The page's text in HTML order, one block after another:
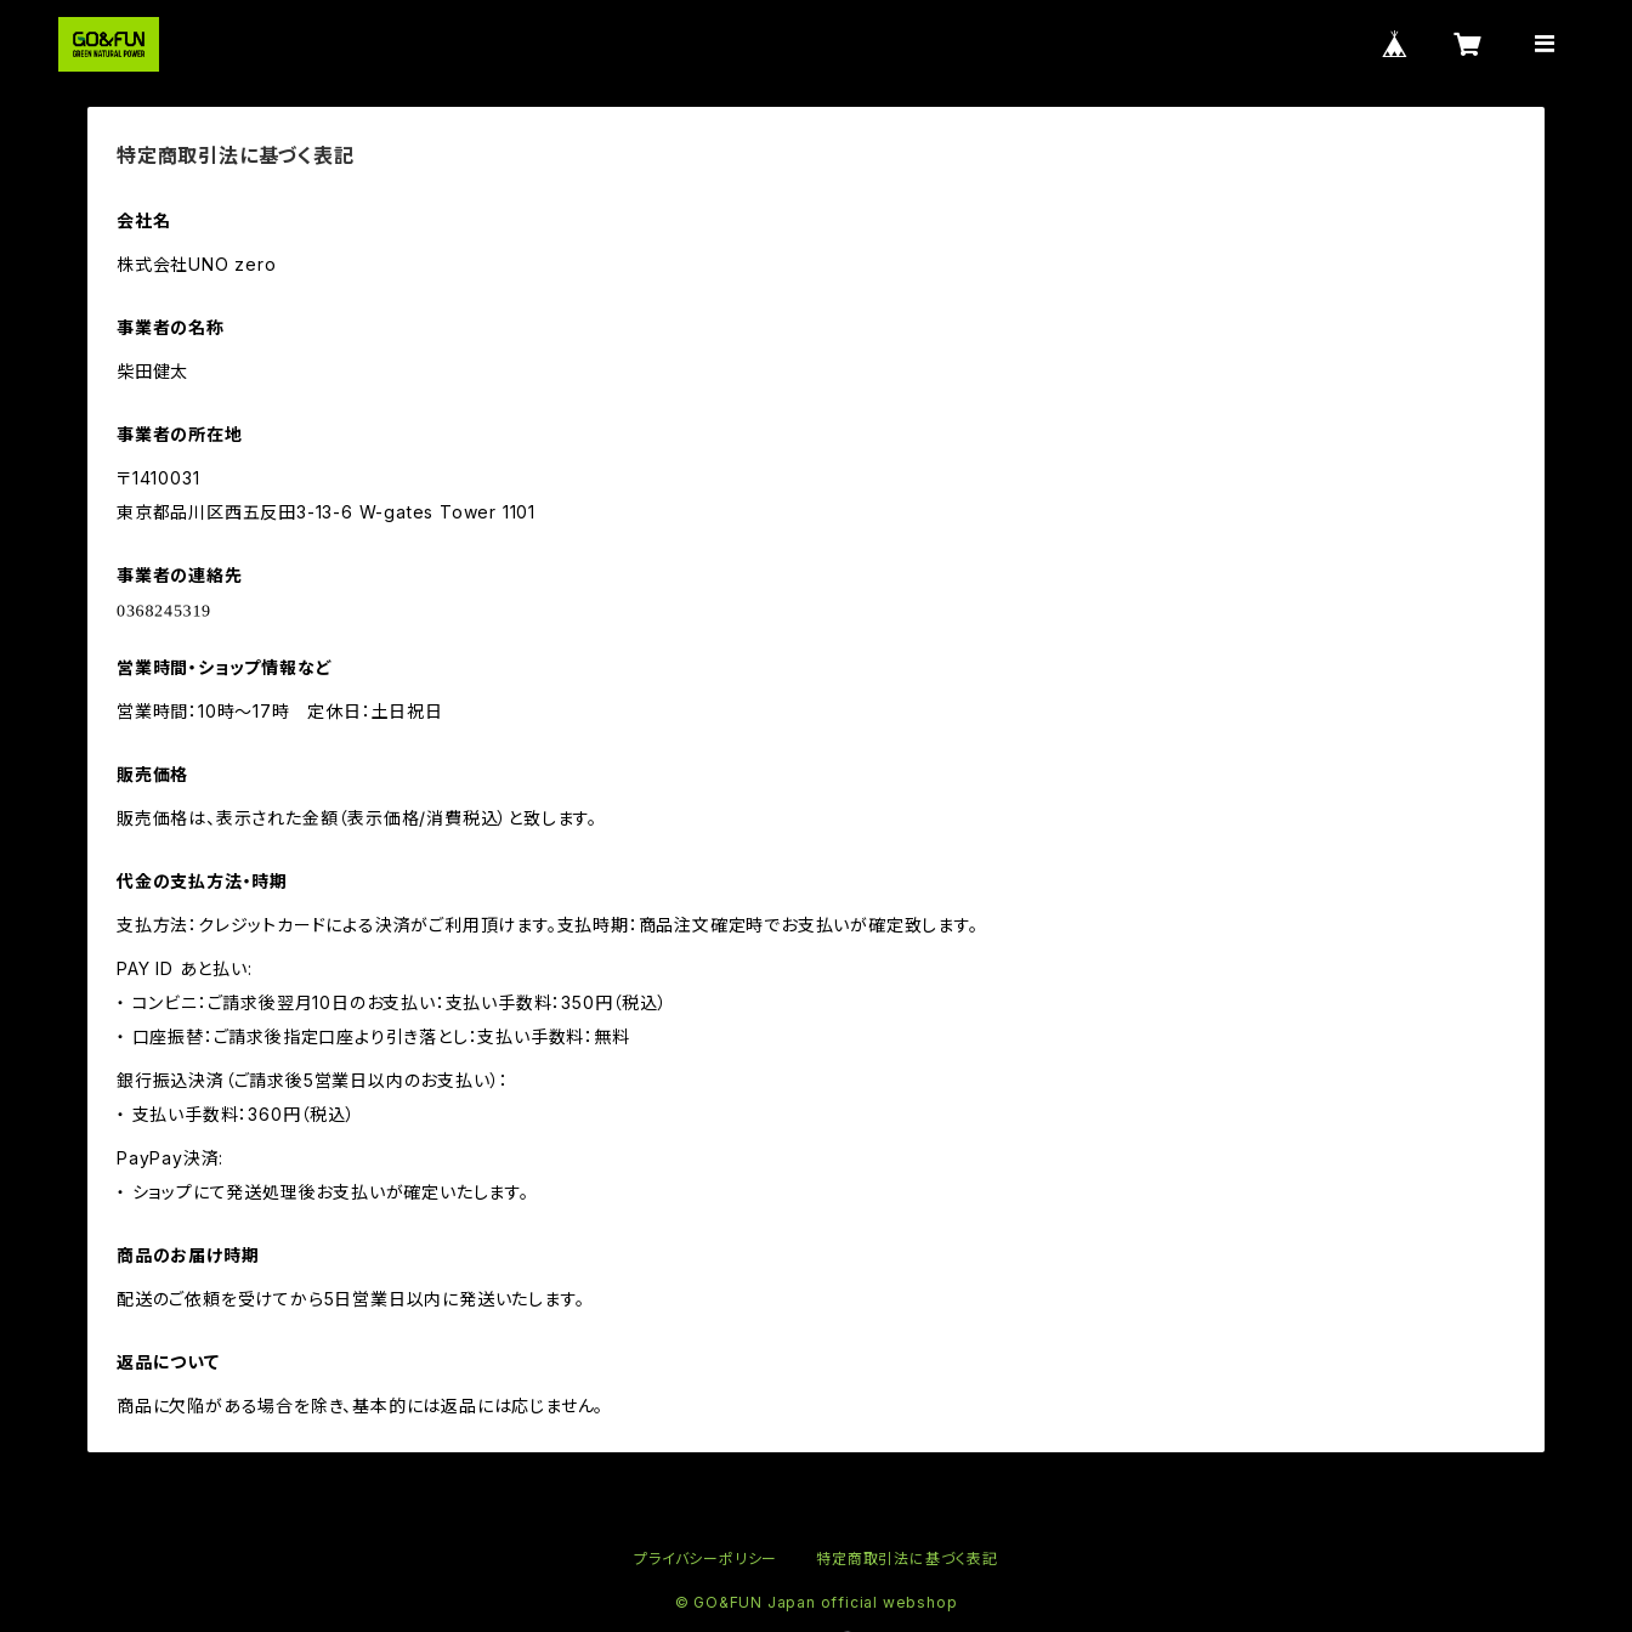
特定商取引法に基づく表記
会社名
株式会社UNO zero
事業者の名称
柴田健太
事業者の所在地
〒1410031
東京都品川区西五反田3-13-6 W-gates Tower 1101
事業者の連絡先
営業時間・ショップ情報など
営業時間：10時〜17時 定休日：土日祝日
販売価格
販売価格は、表示された金額（表示価格/消費税込）と致します。
代金の支払方法・時期
支払方法：クレジットカードによる決済がご利用頂けます。支払時期：商品注文確定時でお支払いが確定致します。
PAY ID あと払い:
・ コンビニ：ご請求後翌月10日のお支払い：支払い手数料：350円（税込）
・ 口座振替：ご請求後指定口座より引き落とし：支払い手数料：無料
銀行振込決済（ご請求後5営業日以内のお支払い）：
・ 支払い手数料：360円（税込）
PayPay決済:
・ ショップにて発送処理後お支払いが確定いたします。
商品のお届け時期
配送のご依頼を受けてから5日営業日以内に発送いたします。
返品について
商品に欠陥がある場合を除き、基本的には返品には応じません。
プライバシーポリシー 特定商取引法に基づく表記
© GO&FUN Japan official webshop